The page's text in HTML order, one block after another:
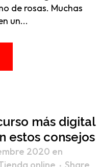
de rosas. Muchas
un...
más digital
estos consejos
2020 en